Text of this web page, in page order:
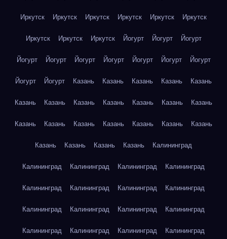
Иркутск Иркутск Иркутск Иркутск Иркутск Иркутск
Иркутск Иркутск Иркутск Йогурт Йогурт Йогурт
Йогурт Йогурт Йогурт Йогурт Йогурт Йогурт Йогурт
Йогурт Йогурт Казань Казань Казань Казань Казань
Казань Казань Казань Казань Казань Казань Казань
Казань Казань Казань Казань Казань Казань Казань
Казань Казань Казань Казань Калининград
Калининград Калининград Калининград Калининград
Калининград Калининград Калининград Калининград
Калининград Калининград Калининград Калининград
Калининград Калининград Калининград Калининград